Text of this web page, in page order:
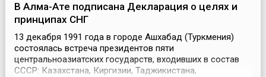
В Алма-Ате подписана Декларация о целях и
принципах СНГ
13 декабря 1991 года в городе Ашхабад (Туркмения)
состоялась встреча президентов пяти
центральноазиатских государств, входивших в состав
СССР: Казахстана, Киргизии, Таджикистана,